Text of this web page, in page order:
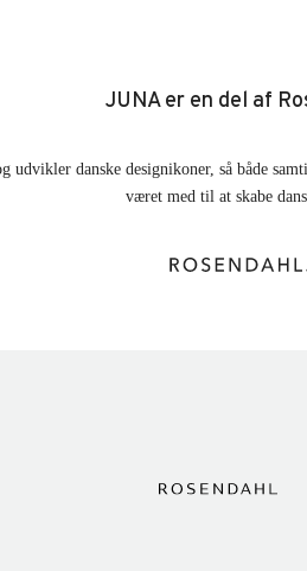
JUNA er en del af
udvikler danske designikoner, så både
været med til at skabe